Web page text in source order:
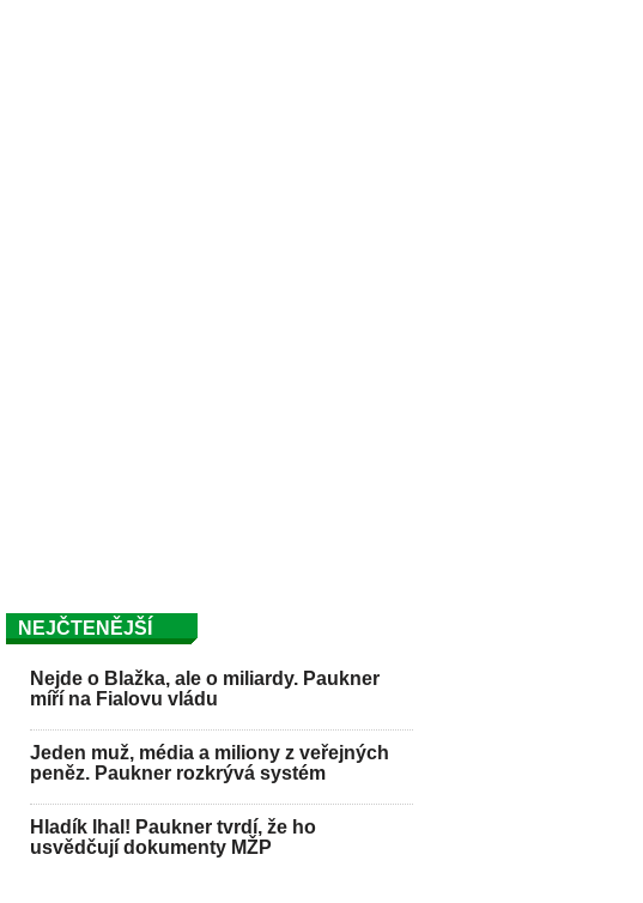
NEJČTENĚJŠÍ
Nejde o Blažka, ale o miliardy. Paukner
míří na Fialovu vládu
Jeden muž, média a miliony z veřejných
peněz. Paukner rozkrývá systém
Hladík lhal! Paukner tvrdí, že ho
usvědčují dokumenty MŽP